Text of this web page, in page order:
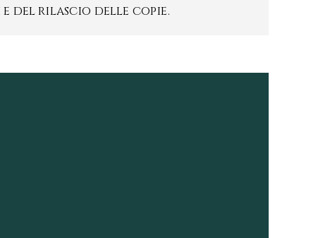
del rilascio delle copie.